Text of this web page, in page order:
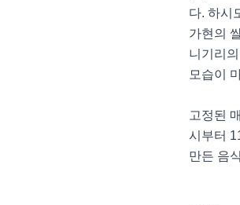
다. 하시
가현의
니기리
모습이
고정된
시부터
만든 음